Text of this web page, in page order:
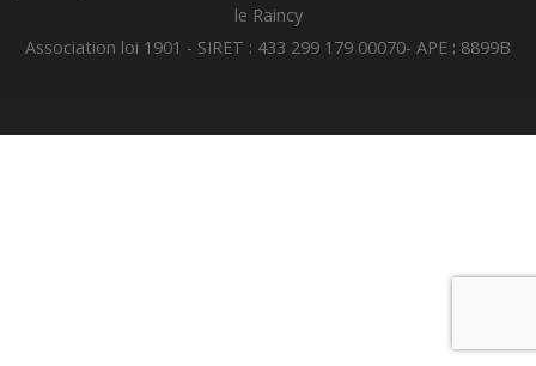
le Raincy
Association loi 1901 - SIRET : 433 299 179 00070- APE : 8899B